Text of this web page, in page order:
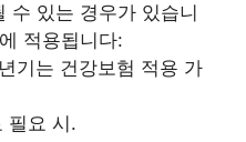
수 있는 경우가 있습니
적용됩니다:
기는 건강보험 적용 가
필요 시.